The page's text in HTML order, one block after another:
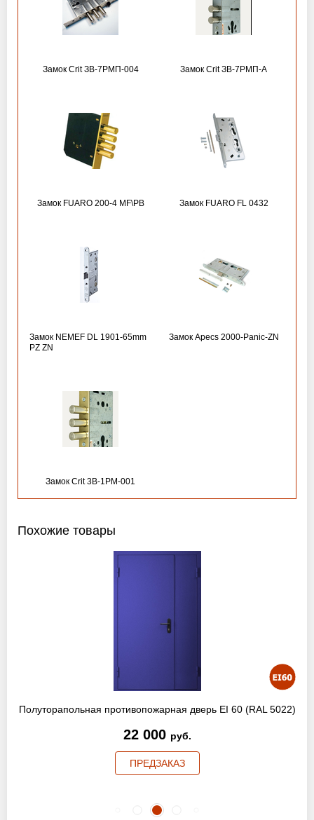
Замок Crit ЗВ-7РМП-004 Замок Crit ЗВ-7РМП-А
Замок FUARO 200-4 MF\РВ Замок FUARO FL 0432
Замок NEMEF DL 1901-65mm
PZ ZN
Замок Apecs 2000-Panic-ZN
Замок Crit 3B-1PM-001
Похожие товары
Полуторапольная противопожарная дверь EI 60 (RAL 5022)
22 000 руб.
ПРЕДЗАКАЗ